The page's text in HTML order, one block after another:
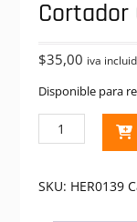
Cortador
$35,00 iva
Disponible para
Cortador
Circular
cantidad
SKU: HER0139